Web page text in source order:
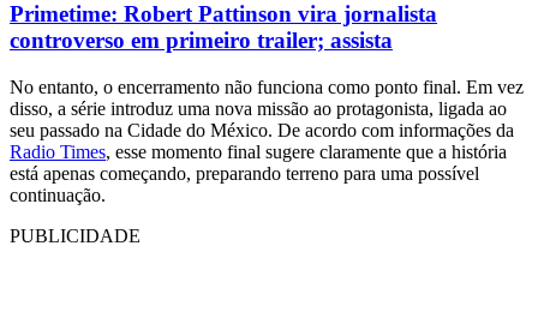
Primetime: Robert Pattinson vira jornalista
controverso em primeiro trailer; assista
No entanto, o encerramento não funciona como ponto final. Em vez
disso, a série introduz uma nova missão ao protagonista, ligada ao
seu passado na Cidade do México. De acordo com informações da
Radio Times, esse momento final sugere claramente que a história
está apenas começando, preparando terreno para uma possível
continuação.
PUBLICIDADE